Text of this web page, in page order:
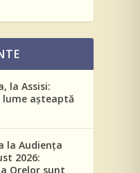
la Assisi:
lume așteaptă
la Audiența
2026:
Orelor sunt